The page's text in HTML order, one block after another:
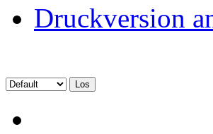
Druckversion